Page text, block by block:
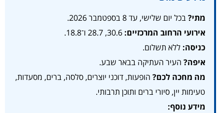
מתי?בכל יום שלישי, עד 8 בספטמבר 2026.
אירועי הרחוב המרכזיים:
כניסה: ללא תשלום.
איפה? העיר העתיקה בבאר שבע.
מה מחכה לכם? הופעות, דוכני יוצרים, סלסה, ברים, מסעדות,
טעימות יין, סיורי ברים ותוכן תרבותי.
מידע נוסף: